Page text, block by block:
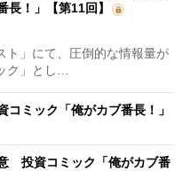
長！」【第11回】
」にて、圧倒的な情報量が
ク」とし…
ミック「俺がカブ番長！」
投資コミック「俺がカブ番